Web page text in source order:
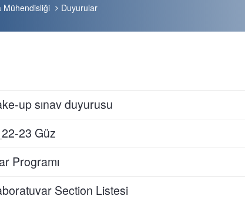
Mühendisliği Duyurular
up sınav duyurusu
23 Güz
Programı
Section Listesi